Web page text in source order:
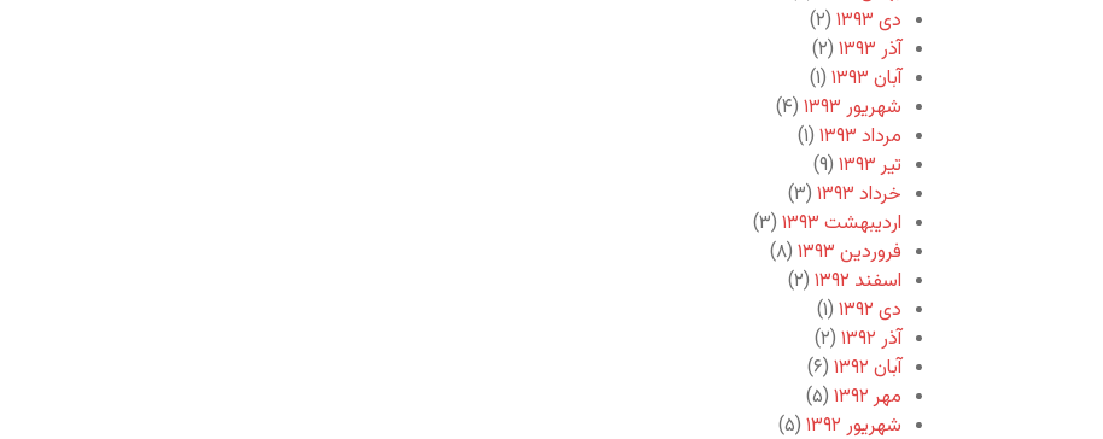
دی ۱۳۹۳
(۲)
آذر ۱۳۹۳
(۲)
آبان ۱۳۹۳
(۱)
شهریور ۱۳۹۳
(۴)
مرداد ۱۳۹۳
(۱)
تیر ۱۳۹۳
(۹)
خرداد ۱۳۹۳
(۳)
اردیبهشت ۱۳۹۳
(۳)
فروردین ۱۳۹۳
(۸)
اسفند ۱۳۹۲
(۲)
دی ۱۳۹۲
(۱)
آذر ۱۳۹۲
(۲)
آبان ۱۳۹۲
(۶)
مهر ۱۳۹۲
(۵)
شهریور ۱۳۹۲
(۵)